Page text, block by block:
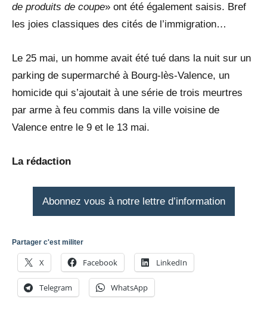
de produits de coupe» ont été également saisis. Bref
les joies classiques des cités de l’immigration…
Le 25 mai, un homme avait été tué dans la nuit sur un
parking de supermarché à Bourg-lès-Valence, un
homicide qui s’ajoutait à une série de trois meurtres
par arme à feu commis dans la ville voisine de
Valence entre le 9 et le 13 mai.
La rédaction
Abonnez vous à notre lettre d’information
Partager c'est militer
X Facebook LinkedIn
Telegram WhatsApp